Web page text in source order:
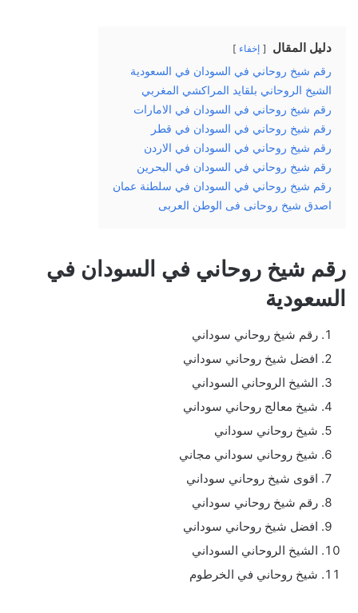
دليل المقال إخفاء
رقم شيخ روحاني في السودان في السعودية
الشيخ الروحاني بلقايد المراكشي المغربي
رقم شيخ روحاني في السودان في الامارات
رقم شيخ روحاني في السودان في قطر
رقم شيخ روحاني في السودان في الاردن
رقم شيخ روحاني في السودان في البحرين
رقم شيخ روحاني في السودان في سلطنة عمان
اصدق شيخ روحانى فى الوطن العربى
رقم شيخ روحاني في السودان في
السعودية
رقم شيخ روحاني سوداني
افضل شيخ روحاني سوداني
الشيخ الروحاني السوداني
شيخ معالج روحاني سوداني
شيخ روحاني سوداني
شيخ روحاني سوداني مجاني
اقوى شيخ روحاني سوداني
رقم شيخ روحاني سوداني
افضل شيخ روحاني سوداني
الشيخ الروحاني السوداني
شيخ روحاني في الخرطوم